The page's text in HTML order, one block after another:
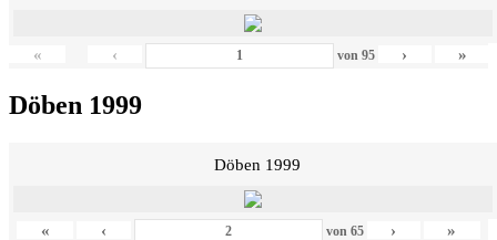
« ‹ von 95 › »
Döben 1999
Döben 1999
« ‹ von 65 › »